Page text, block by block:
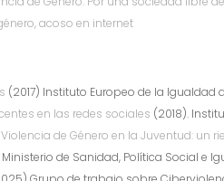
acoso en internet
(2017) Instituto Europeo de la Igualdad
en las redes sociales (2018).
de Género en la Juventud: un
Ministerio de Sanidad, Política Social e